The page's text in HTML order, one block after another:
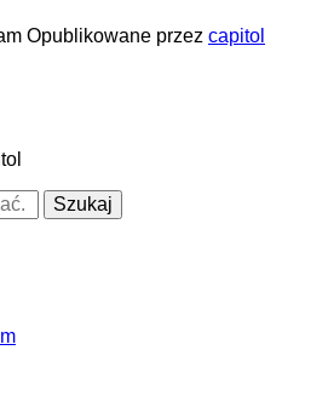
Opublikowane przez capitol
Szukaj